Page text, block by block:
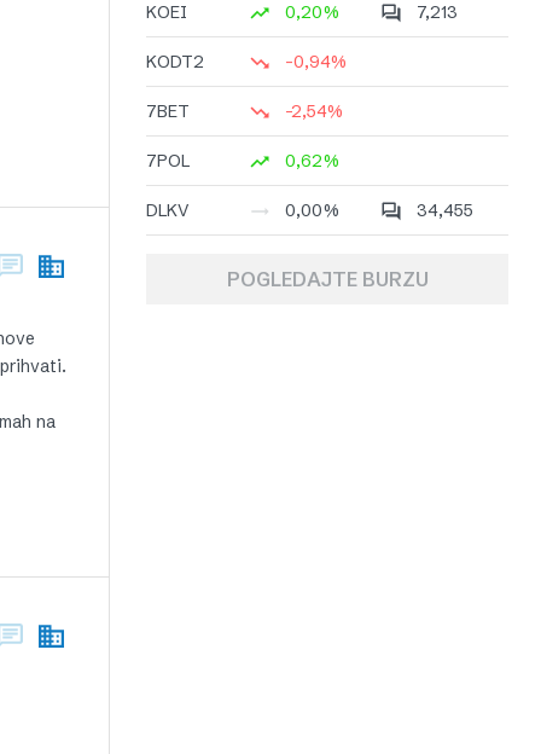
na
KOEI 0,20% 7,213
KODT2 -0,94%
7BET -2,54%
7POL 0,62%
DLKV 0,00% 34,455
POGLEDAJTE BURZU